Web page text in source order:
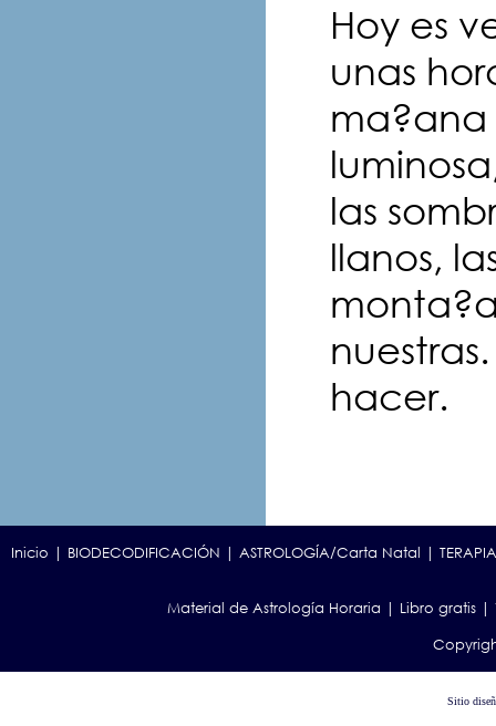
Hoy es
unas
ma?ana
las
llanos,
hacer.
Inicio | BIODECODIFICACIÓN | ASTROLOGÍA/Carta Natal |
Material de Astrología Horaria | Libro gratis |
Sitio